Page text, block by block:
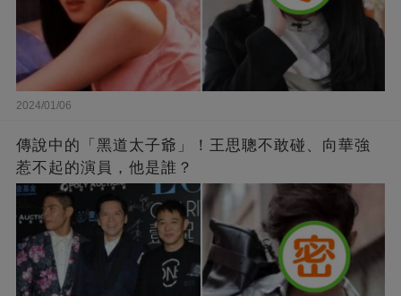
2024/01/06
傳說中的「黑道太子爺」！王思聰不敢碰、向華強
惹不起的演員，他是誰？